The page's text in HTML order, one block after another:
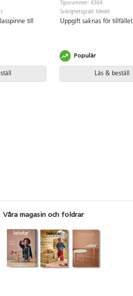
till
Tipsnummer: 4304
Svårighetsgrad: Medel
Uppgift saknas för tillfället
Läs & beställ
Populär
Våra magasin och foldrar